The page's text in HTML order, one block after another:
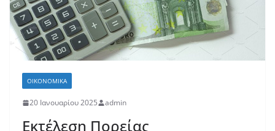
ΟΙΚΟΝΟΜΙΚΆ
20 Ιανουαρίου 2025 admin
Εκτέλεση Πορείας